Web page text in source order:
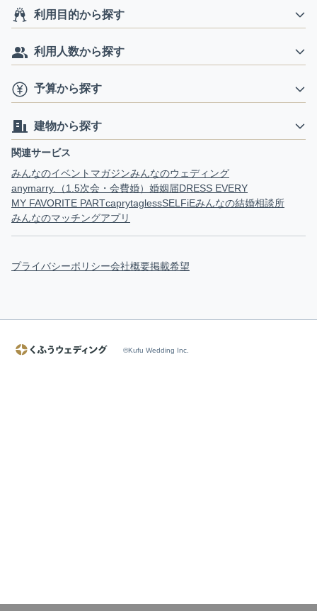
利用目的から探す
利用人数から探す
予算から探す
建物から探す
関連サービス
みんなのイベントマガジンみんなのウェディング
anymarry.（1.5次会・会費婚） 婚姻届DRESS EVERY
MY FAVORITE PARTcaprytaglessSELFiEみんなの結婚相談所
みんなのマッチングアプリ
プライバシーポリシー会社概要掲載希望
©Kufu Wedding Inc.